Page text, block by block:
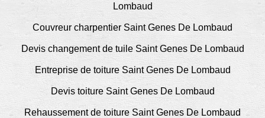
Lombaud
Couvreur charpentier Saint Genes De Lombaud
Devis changement de tuile Saint Genes De Lombaud
Entreprise de toiture Saint Genes De Lombaud
Devis toiture Saint Genes De Lombaud
Rehaussement de toiture Saint Genes De Lombaud